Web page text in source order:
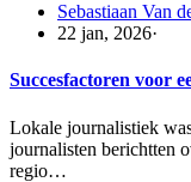
Sebastiaan Van
22 jan, 2026·
Succesfactoren voor
Lokale journalistiek
journalisten berichtten
regio…